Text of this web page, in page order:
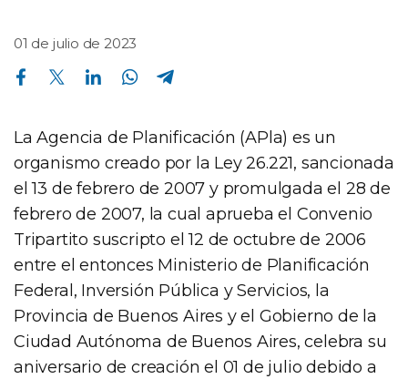
01 de julio de 2023
Compartir en Facebook Compartir en Twitter Compartir en Linkedin Compartir en Whatsapp
La Agencia de Planificación (APla) es un
organismo creado por la Ley 26.221, sancionada
el 13 de febrero de 2007 y promulgada el 28 de
febrero de 2007, la cual aprueba el Convenio
Tripartito suscripto el 12 de octubre de 2006
entre el entonces Ministerio de Planificación
Federal, Inversión Pública y Servicios, la
Provincia de Buenos Aires y el Gobierno de la
Ciudad Autónoma de Buenos Aires, celebra su
aniversario de creación el 01 de julio debido a